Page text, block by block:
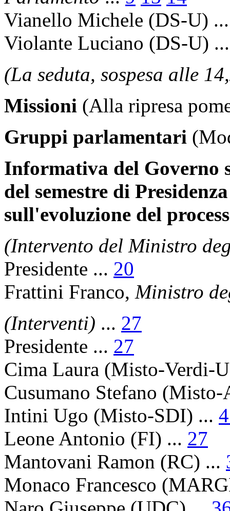
Vianello Michele (DS-U)
Violante Luciano (DS-U)
(La seduta, sospesa alle
Missioni (Alla ripresa
Gruppi parlamentari
Informativa del Governo
del semestre di
sull'evoluzione del
(Intervento del Ministro
Presidente ... 20
Frattini Franco, Ministro
(Interventi) ... 27
Presidente ... 27
Cima Laura (Misto-Verdi-
Cusumano Stefano (Misto-
Intini Ugo (Misto-SDI) ...
Leone Antonio (FI) ... 27
Mantovani Ramon (RC) ...
Monaco Francesco